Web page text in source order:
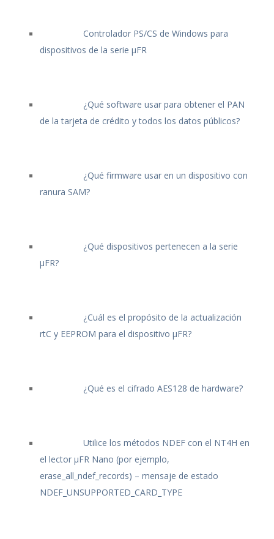
Controlador PS/CS de Windows para
dispositivos de la serie μFR
¿Qué software usar para obtener el PAN
de la tarjeta de crédito y todos los datos públicos?
¿Qué firmware usar en un dispositivo con
ranura SAM?
¿Qué dispositivos pertenecen a la serie
μFR?
¿Cuál es el propósito de la actualización
rtC y EEPROM para el dispositivo μFR?
¿Qué es el cifrado AES128 de hardware?
Utilice los métodos NDEF con el NT4H en
el lector μFR Nano (por ejemplo,
erase_all_ndef_records) – mensaje de estado
NDEF_UNSUPPORTED_CARD_TYPE